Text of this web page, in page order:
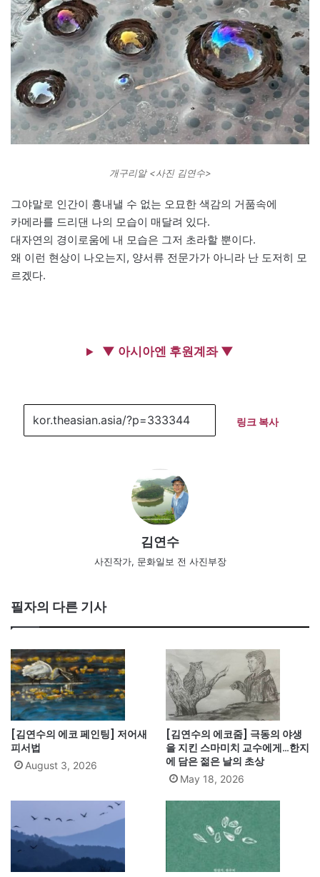
개구리알 <사진 김연수>
그야말로 인간이 흉내낼 수 없는 오묘한 색감의 거품속에
카메라를 드리댄 나의 모습이 매달려 있다.
대자연의 경이로움에 내 모습은 그저 초라할 뿐이다.
왜 이런 현상이 나오는지, 양서류 전문가가 아니라 난 도저히 모
르겠다.
▼ 아시아엔 후원계좌 ▼
링크 복사
김연수
사진작가, 문화일보 전 사진부장
필자의 다른 기사
[김연수의 에코 페인팅] 저어새
피서법
August 3, 2026
[김연수의 에코줌] 극동의 야생
을 지킨 스마미치 교수에게…한지
에 담은 젊은 날의 초상
May 18, 2026